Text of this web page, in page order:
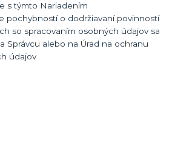
s týmto Nariadením
pochybností o dodržiavaní povinností
so spracovaním osobných údajov sa
Správcu alebo na Úrad na ochranu
údajov